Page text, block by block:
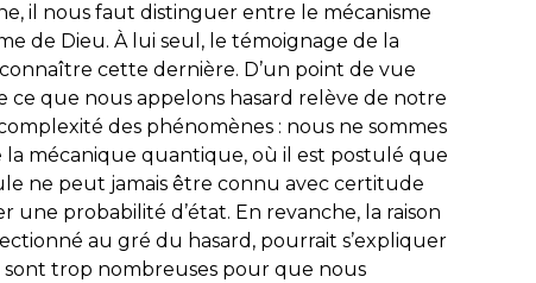
il nous faut distinguer entre le mécanisme
de Dieu. À lui seul, le témoignage de la
cette dernière. D’un point de vue
ce que nous appelons hasard relève de notre
des phénomènes : nous ne sommes
la mécanique quantique, où il est postulé que
ne peut jamais être connu avec certitude
une probabilité d’état. En revanche, la raison
au gré du hasard, pourrait s’expliquer
trop nombreuses pour que nous